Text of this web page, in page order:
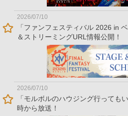
2026/07/10
「ファンフェスティバル 2026 in
＆ストリーミングURL情報公開！
2026/07/10
「モルボルのハウジング行っても
時から放送！